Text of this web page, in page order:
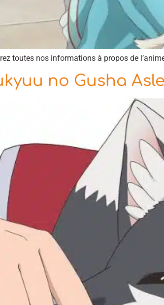
toutes nos informations à propos de
no Gusha